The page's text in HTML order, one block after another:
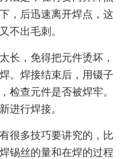
，后迅速离开焊点，这
不出毛刺。
，免得把元件烫坏，
。焊接结束后，用镊子
检查元件是否被焊牢。
进行焊接。
多技巧要讲究的，比
锡丝的量和在焊的过程